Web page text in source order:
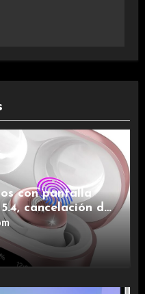
con pantalla
cancelación de
de larga duración.